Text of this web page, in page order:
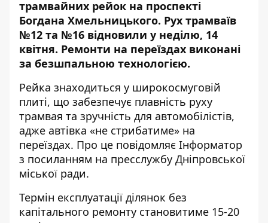
трамвайних рейок на проспекті
Богдана Хмельницького. Рух трамваїв
№12 та №16 відновили у неділю, 14
квітня. Ремонти на переїздах виконані
за безшпальною технологією.
Рейка знаходиться у широкосмуговій
плиті, що забезпечує плавність руху
трамвая та зручність для автомобілістів,
адже автівка «не стрибатиме» на
переїздах. Про це повідомляє Інформатор
з посиланням на пресслужбу Дніпровської
міської ради.
Термін експлуатації ділянок без
капітального ремонту становитиме 15-20